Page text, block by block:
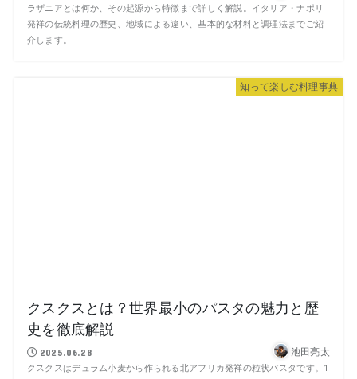
ラザニアとは何か、その起源から特徴まで詳しく解説。イタリア・ナポリ
発祥の伝統料理の歴史、地域による違い、基本的な材料と調理法までご紹
介します。
知って楽しむ料理事典
クスクスとは？世界最小のパスタの魅力と歴
史を徹底解説
2025.06.28 池田亮太
クスクスはデュラム小麦から作られる北アフリカ発祥の粒状パスタです。1